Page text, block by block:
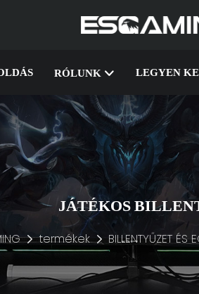
RÓLUNK LEGYEN
JÁTÉKOS
termékek BILLENTYŰZET ÉS